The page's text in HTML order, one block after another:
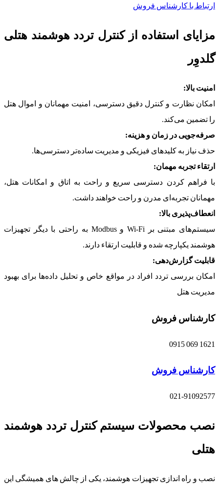
ارتباط با کارشناس فروش
مزایای استفاده از کنترل تردد هوشمند هتلی
گلدوِر
امنیت بالا:
امکان نظارت و کنترل دقیق دسترسی، امنیت مهمانان و اموال هتل
را تضمین می‌کند.
صرفه‌جویی در زمان و هزینه:
حذف نیاز به کلیدهای فیزیکی و مدیریت ساده‌تر دسترسی‌ها.
ارتقاء تجربه مهمان:
با فراهم کردن دسترسی سریع و راحت به اتاق و امکانات هتل،
مهمانان تجربه‌ای مدرن و راحت خواهند داشت.
انعطاف‌پذیری بالا:
سیستم‌های مبتنی بر Wi-Fi و Modbus به راحتی با دیگر تجهیزات
هوشمند یکپارچه شده و قابلیت ارتقاء دارند.
قابلیت گزارش‌دهی:
امکان بررسی تردد افراد در مواقع خاص و تحلیل داده‌ها برای بهبود
مدیریت هتل
کارشناس فروش
1621 069 0915
کارشناس فروش
021-91092577
نصب محصولات سیستم کنترل تردد هوشمند
هتلی
نصب و راه اندازی تجهیزات هوشمند، یکی از چالش های همیشگی این